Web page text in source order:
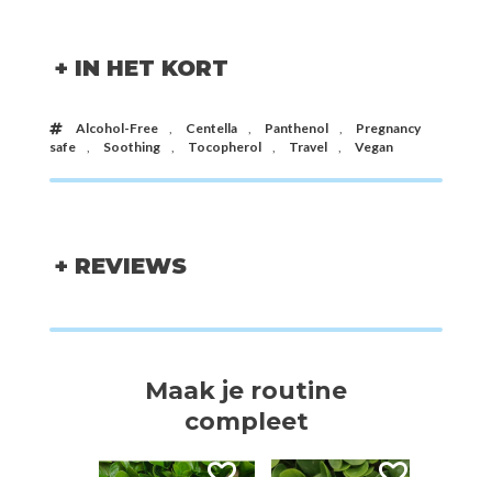
+ IN HET KORT
Alcohol-Free , Centella , Panthenol ,
Pregnancy
safe
, Soothing , Tocopherol , Travel , Vegan
+ REVIEWS
Maak je routine
compleet